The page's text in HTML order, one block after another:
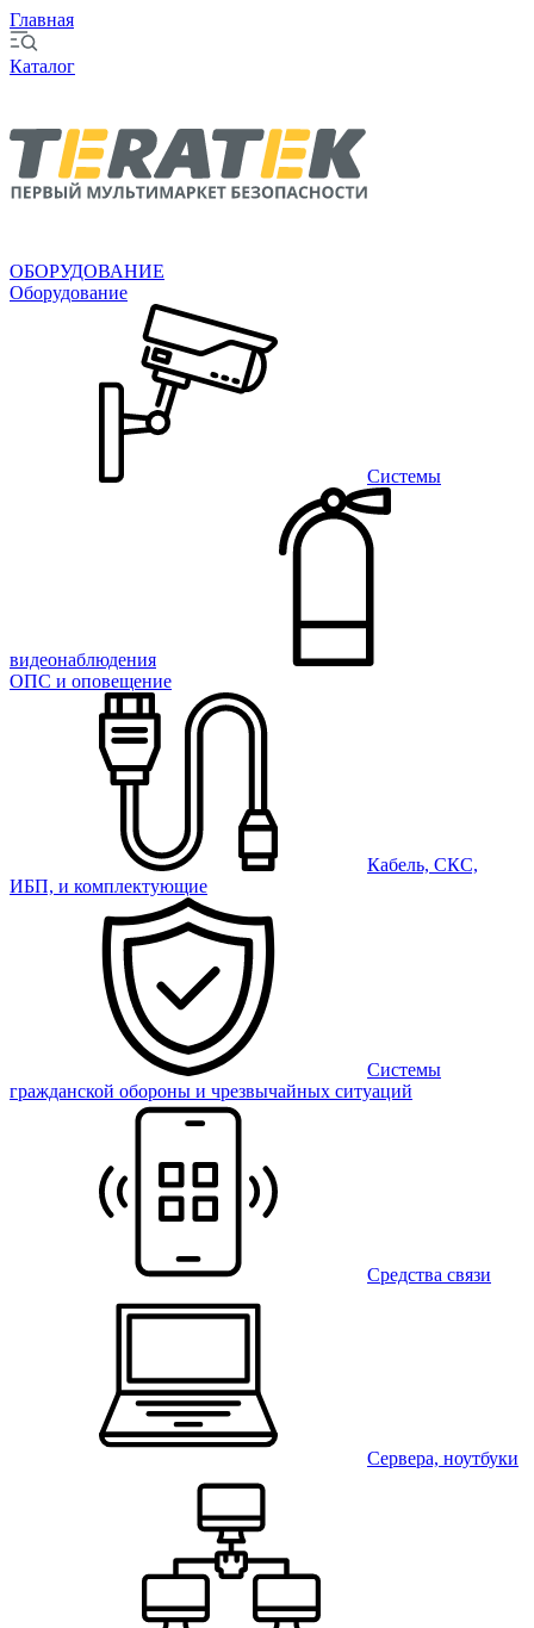
Главная
Каталог
ОБОРУДОВАНИЕ
Оборудование
Системы
видеонаблюдения
ОПС и оповещение
Кабель, СКС,
ИБП, и комплектующие
Системы
гражданской обороны и чрезвычайных ситуаций
Средства связи
Сервера, ноутбуки